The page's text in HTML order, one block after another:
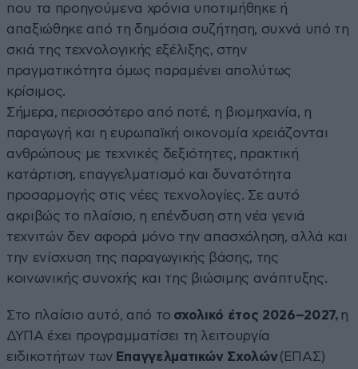
που τα προηγούμενα χρόνια υποτιμήθηκε ή
απαξιώθηκε από τη δημόσια συζήτηση, συχνά υπό τη
σκιά της τεχνολογικής εξέλιξης, στην
πραγματικότητα όμως παραμένει απολύτως
κρίσιμος.
​Σήμερα, περισσότερο από ποτέ, η βιομηχανία, η
παραγωγή και η ευρωπαϊκή οικονομία χρειάζονται
ανθρώπους με τεχνικές δεξιότητες, πρακτική
κατάρτιση, επαγγελματισμό και δυνατότητα
προσαρμογής στις νέες τεχνολογίες. Σε αυτό
ακριβώς το πλαίσιο, η επένδυση στη νέα γενιά
τεχνιτών δεν αφορά μόνο την απασχόληση, αλλά και
την ενίσχυση της παραγωγικής βάσης, της
κοινωνικής συνοχής και της βιώσιμης ανάπτυξης.
Στο πλαίσιο αυτό, από το σχολικό έτος 2026–2027, η
ΔΥΠΑ έχει προγραμματίσει τη λειτουργία
ειδικοτήτων των Επαγγελματικών Σχολών(ΕΠΑΣ)